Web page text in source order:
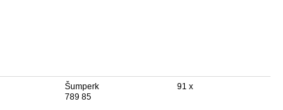
Šumperk
789 85
91 x